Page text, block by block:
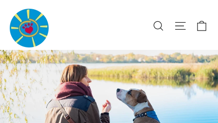
directamente
contenido
Buscar